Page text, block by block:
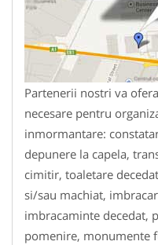
Partenerii nostri va
necesare pentru
inmormantare:
depunere la capela,
cimitir, toaletare
si/sau machiat,
imbracaminte decedat,
pomenire, monumente